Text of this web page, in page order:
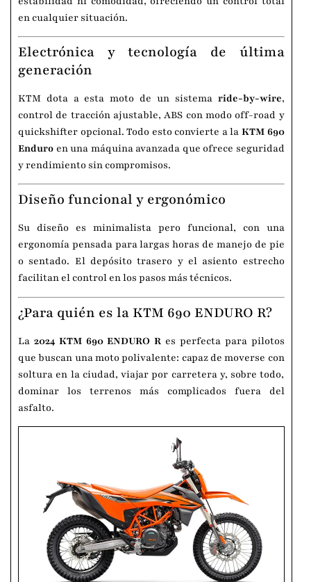
en cualquier situación.
Electrónica y tecnología de última
generación
KTM dota a esta moto de un sistema ride-by-wire,
control de tracción ajustable, ABS con modo off-road y
quickshifter opcional. Todo esto convierte a la KTM 690
Enduro en una máquina avanzada que ofrece seguridad
y rendimiento sin compromisos.
Diseño funcional y ergonómico
Su diseño es minimalista pero funcional, con una
ergonomía pensada para largas horas de manejo de pie
o sentado. El depósito trasero y el asiento estrecho
facilitan el control en los pasos más técnicos.
¿Para quién es la KTM 690 ENDURO R?
La 2024 KTM 690 ENDURO R es perfecta para pilotos
que buscan una moto polivalente: capaz de moverse con
soltura en la ciudad, viajar por carretera y, sobre todo,
dominar los terrenos más complicados fuera del
asfalto.